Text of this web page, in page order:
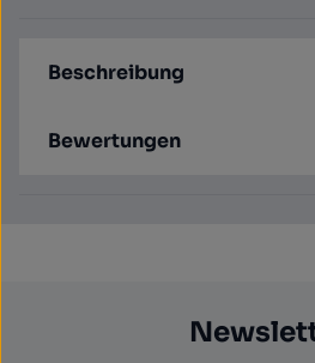
Beschreibung
Bewertungen